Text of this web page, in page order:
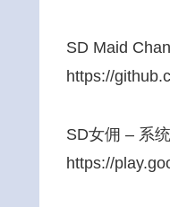
SD Maid
https://
SD女佣 – 系
https://